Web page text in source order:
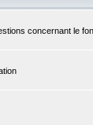
concernant le